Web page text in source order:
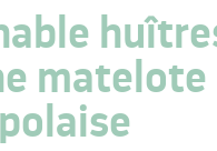
matelote